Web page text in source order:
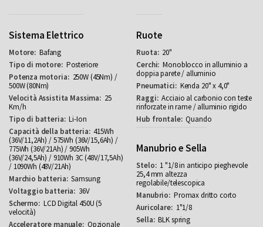
Sistema Elettrico
Bafang
Posteriore
250W (45Nm) /
500W (80Nm)
25
Km/h
Li-Ion
415Wh
(36V/11,2Ah) / 575Wh (36V/15,6Ah) /
775Wh (36V/21Ah) / 905Wh
(36V/24,5Ah) / 910Wh 3C (48V/17,5Ah)
/ 1090Wh (48V/21Ah)
Samsung
36V
LCD Digital 450U (5
velocità)
Opzionale
Ruote
20"
Monoblocco in alluminio a
doppia parete / alluminio
Kenda 20" x 4,0"
Acciaio al carbonio con teste
rinforzate in rame / alluminio rigido
Quando
Manubrio e Sella
1 "1/8 in anticipo pieghevole
25,4 mm altezza
regolabile/telescopica
Promax dritto corto
1"1/8
BLK spring